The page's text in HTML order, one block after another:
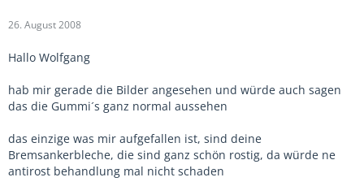
26. August 2008
Hallo Wolfgang
hab mir gerade die Bilder angesehen und würde auch sagen
das die Gummi´s ganz normal aussehen
das einzige was mir aufgefallen ist, sind deine
Bremsankerbleche, die sind ganz schön rostig, da würde ne
antirost behandlung mal nicht schaden